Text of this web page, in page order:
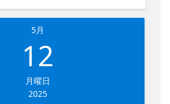
BI, e o desenvolvimento
simples que
processo saudável e maduro
Você verá como construir
que não apenas informam, mas
de visualização de dados.
aprimorar suas habilidades
5月
12
月曜日
2025